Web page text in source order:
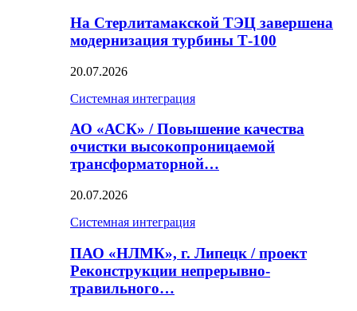
На Стерлитамакской ТЭЦ завершена
модернизация турбины Т-100
20.07.2026
Системная интеграция
АО «АСК» / Повышение качества
очистки высокопроницаемой
трансформаторной…
20.07.2026
Системная интеграция
ПАО «НЛМК», г. Липецк / проект
Реконструкции непрерывно-
травильного…